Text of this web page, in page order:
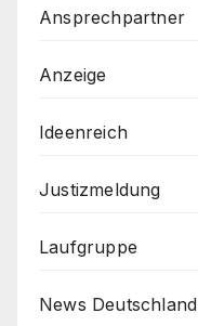
Ansprechpartner
Anzeige
Ideenreich
Justizmeldung
Laufgruppe
News Deutschland